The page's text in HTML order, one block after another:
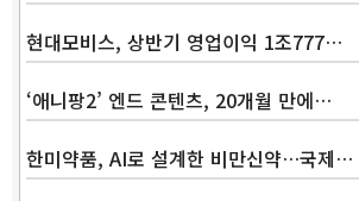
현대모비스, 상반기 영업이익 1조777…
‘애니팡2’ 엔드 콘텐츠, 20개월 만에…
한미약품, AI로 설계한 비만신약…국제…